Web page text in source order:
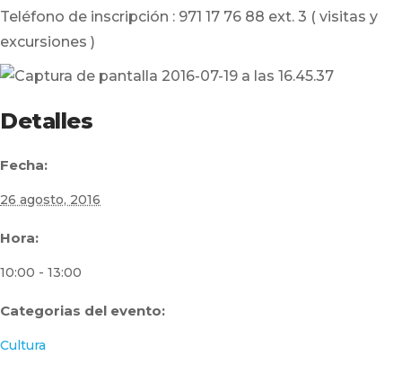
Teléfono de inscripción : 971 17 76 88 ext. 3 ( visitas y
excursiones )
Detalles
Fecha:
26 agosto, 2016
Hora:
10:00 - 13:00
Categorias del evento:
Cultura